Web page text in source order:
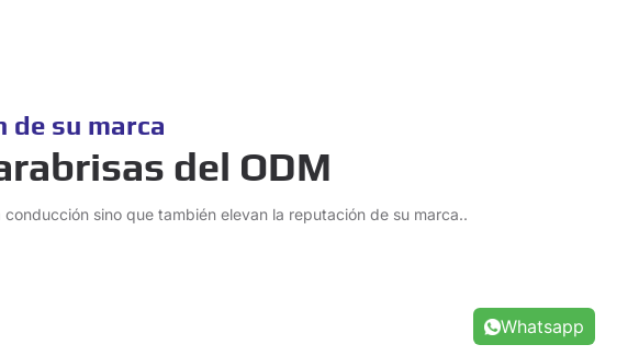
de su marca
del ODM
sino que también elevan la reputación de su marca..
Whatsapp